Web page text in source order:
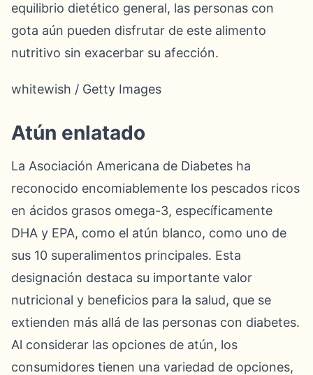
equilibrio dietético general, las personas con
gota aún pueden disfrutar de este alimento
nutritivo sin exacerbar su afección.
whitewish / Getty Images
Atún enlatado
La Asociación Americana de Diabetes ha
reconocido encomiablemente los pescados ricos
en ácidos grasos omega-3, específicamente
DHA y EPA, como el atún blanco, como uno de
sus 10 superalimentos principales. Esta
designación destaca su importante valor
nutricional y beneficios para la salud, que se
extienden más allá de las personas con diabetes.
Al considerar las opciones de atún, los
consumidores tienen una variedad de opciones,